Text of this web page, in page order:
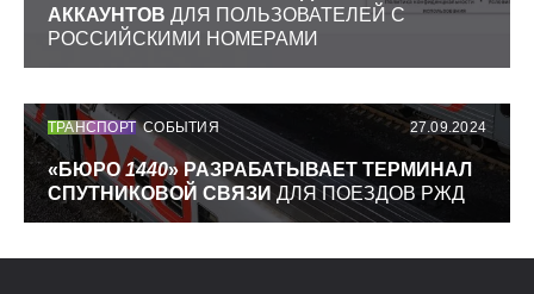
АККАУНТОВ ДЛЯ ПОЛЬЗОВАТЕЛЕЙ С
РОССИЙСКИМИ НОМЕРАМИ
ТРАНСПОРТ СОБЫТИЯ 27.09.2024
«БЮРО1440» РАЗРАБАТЫВАЕТ ТЕРМИНАЛ
СПУТНИКОВОЙ СВЯЗИ ДЛЯ ПОЕЗДОВ РЖД